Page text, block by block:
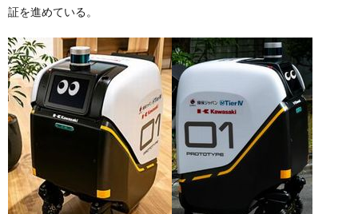
証を進めている。